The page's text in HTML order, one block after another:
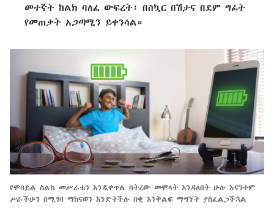
መተኛት ከልክ ባለፈ ውፍረት፣ በስኳር በሽታና በደም ግፊት
የመጠቃት አጋጣሚን ይቀንሳል።
የሞባይል ስልክ መሥራቱን እንዲቀጥል ባትሪው መሞላት እንዳለበት ሁሉ እናንተም
ሥራችሁን በሚገባ ማከናወን እንድትችሉ በቂ እንቅልፍ ማግኘት ያስፈልጋችኋል